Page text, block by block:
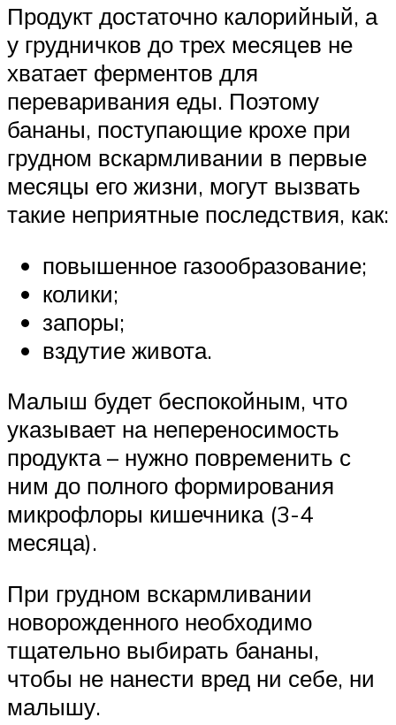
Продукт достаточно калорийный, а
у грудничков до трех месяцев не
хватает ферментов для
переваривания еды. Поэтому
бананы, поступающие крохе при
грудном вскармливании в первые
месяцы его жизни, могут вызвать
такие неприятные последствия, как:
повышенное газообразование;
колики;
запоры;
вздутие живота.
Малыш будет беспокойным, что
указывает на непереносимость
продукта – нужно повременить с
ним до полного формирования
микрофлоры кишечника (3-4
месяца).
При грудном вскармливании
новорожденного необходимо
тщательно выбирать бананы,
чтобы не нанести вред ни себе, ни
малышу.